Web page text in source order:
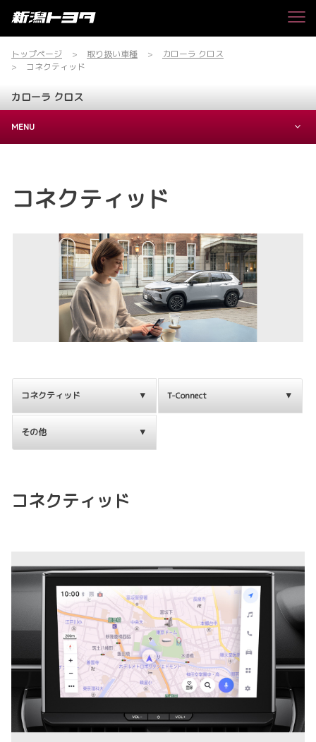
トップページ 取り扱い車種
カローラ クロス
コネクティッド
カローラ クロス
MENU
コネクティッド
コネクティッド T-Connect
その他
コネクティッド